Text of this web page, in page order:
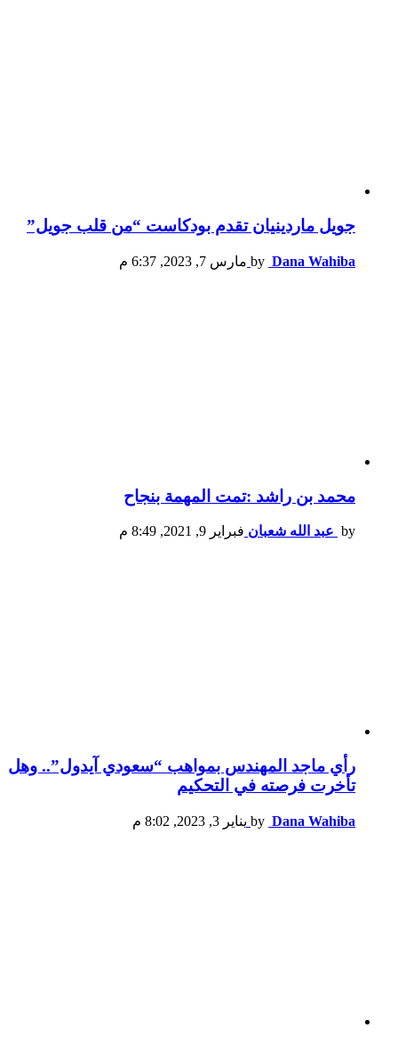
جويل ماردينيان تقدم بودكاست “من قلب جويل”
by Dana Wahiba مارس 7, 2023, 6:37 م
محمد بن راشد :تمت المهمة بنجاح
by عبد الله شعبان فبراير 9, 2021, 8:49 م
رأي ماجد المهندس بمواهب “سعودي آيدول”.. وهل
تأخرت فرصته في التحكيم
by Dana Wahiba يناير 3, 2023, 8:02 م